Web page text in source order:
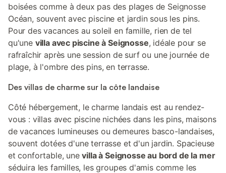
boisées comme à deux pas des plages de Seignosse
Océan, souvent avec piscine et jardin sous les pins.
Pour des vacances au soleil en famille, rien de tel
qu'une villa avec piscine à Seignosse, idéale pour se
rafraîchir après une session de surf ou une journée de
plage, à l'ombre des pins, en terrasse.
Des villas de charme sur la côte landaise
Côté hébergement, le charme landais est au rendez-
vous : villas avec piscine nichées dans les pins, maisons
de vacances lumineuses ou demeures basco-landaises,
souvent dotées d'une terrasse et d'un jardin. Spacieuse
et confortable, unevilla à Seignosse au bord de la mer
séduira les familles, les groupes d'amis comme les